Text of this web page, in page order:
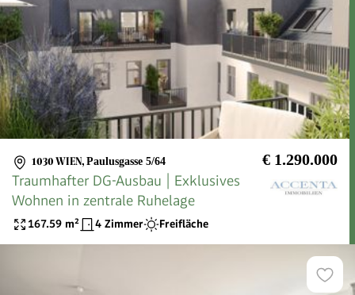
1030 WIEN, Paulusgasse 5/64 € 1.290.000
Traumhafter DG-Ausbau | Exklusives
Wohnen in zentrale Ruhelage
167.59 m² 4 Zimmer Freifläche